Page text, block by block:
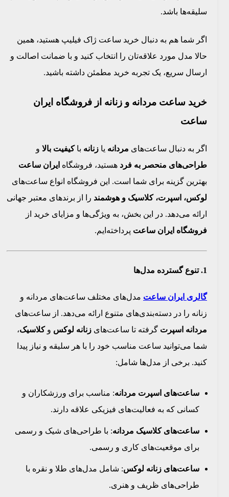
سلیقه‌ها باشد.
اگر شما هم به دنبال خرید ساعت ژاک فیلیپ هستید، همین
حالا مدل مورد علاقه‌تان را انتخاب کنید و با ضمانت اصالت و
ارسال سریع، یک تجربه خرید مطمئن داشته باشید.
خرید ساعت مردانه و زنانه از فروشگاه ایران
ساعت
اگر به دنبال ساعت‌های مردانه یا زنانه باکیفیت بالا و
طراحی‌های منحصر به فرد هستید، فروشگاه ایران ساعت
بهترین گزینه برای شما است. این فروشگاه انواع ساعت‌های
لوکس، اسپرت، کلاسیک و هوشمند را از برندهای معتبر جهانی
ارائه می‌دهد. در این بخش، به ویژگی‌ها و مزایای خرید از
فروشگاه ایران ساعت پرداخته‌ایم.
1. تنوع گسترده مدل‌ها
گالری ایران ساعت مدل‌های مختلف ساعت‌های مردانه و
زنانه را در دسته‌بندی‌های متنوع ارائه می‌دهد. از ساعت‌های
مردانه اسپرت گرفته تا ساعت‌های زنانه لوکس وکلاسیک،
شما می‌توانید ساعت مناسب خود را با هر سلیقه و نیاز پیدا
کنید. برخی از مدل‌ها شامل:
ساعت‌های اسپرت مردانه: مناسب برای ورزشکاران و
کسانی که به فعالیت‌های فیزیکی علاقه دارند.
ساعت‌های کلاسیک مردانه: با طراحی‌های شیک و رسمی
برای موقعیت‌های کاری و رسمی.
ساعت‌های زنانه لوکس: شامل مدل‌های طلا و نقره با
طراحی‌های ظریف و هنری.